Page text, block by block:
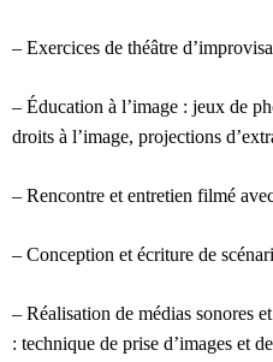
– Exercices de théâtre
– Éducation à l’image : jeux de
droits à l’image, projections
– Rencontre et entretien filmé
– Conception et écriture de
– Réalisation de médias sonores
: technique de prise d’images et